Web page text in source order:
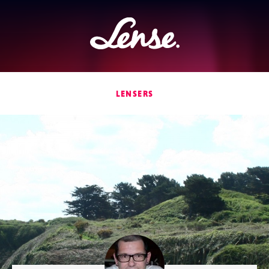
Lense
LENSERS